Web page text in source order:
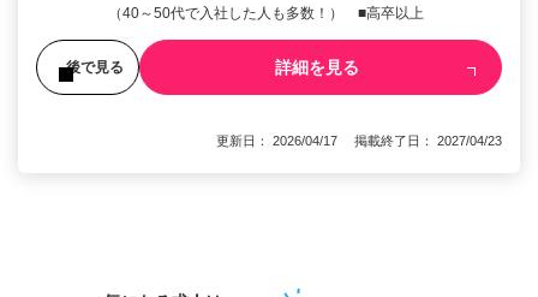
（40～50代で入社した人も多数！） ■高卒以上
後で見る 詳細を見る
更新日： 2026/04/17 掲載終了日： 2027/04/23